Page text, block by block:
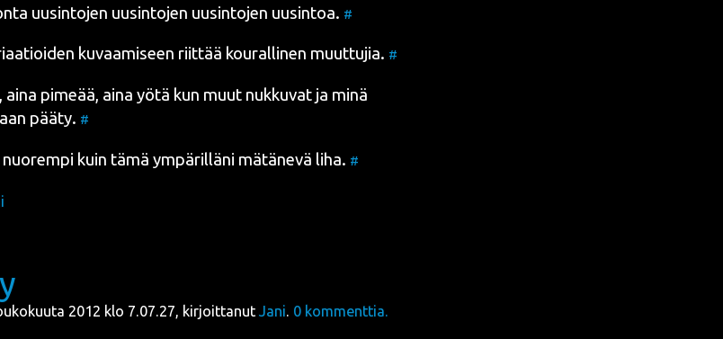
uusin­to­jen uusin­to­jen uusin­to­jen uusin­toa. #
kuvaa­mi­seen riit­tää kou­ral­li­nen muut­tu­jia. #
aina pime­ää, aina yötä kun muut nuk­ku­vat ja minä
pää­ty. #
kuin tämä ympä­ril­lä­ni mätä­ne­vä liha. #
2012 klo 7.07.27, kirjoittanut Jani. 0 kommenttia.